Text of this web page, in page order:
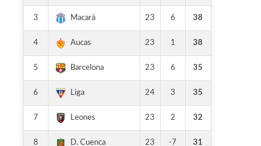
3 Macará 23 6 38
4 Aucas 23 1 38
5 Barcelona 23 6 35
6 Liga 24 3 35
7 Leones 23 2 32
8 D. Cuenca 23 -7 31